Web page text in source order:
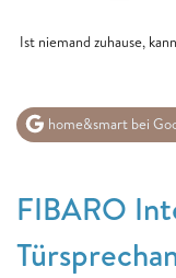
Ist niemand zuhause,
home&smart bei
FIBARO